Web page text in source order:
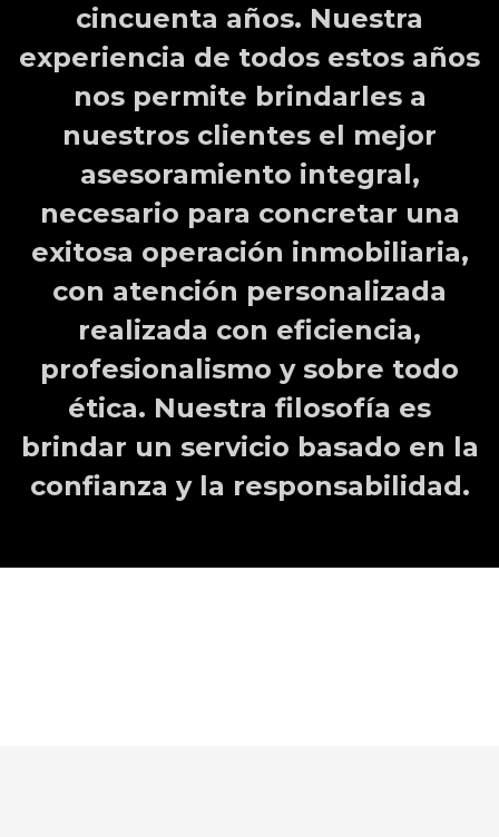
cincuenta años. Nuestra
experiencia de todos estos años
nos permite brindarles a
nuestros clientes el mejor
asesoramiento integral,
necesario para concretar una
exitosa operación inmobiliaria,
con atención personalizada
realizada con eficiencia,
profesionalismo y sobre todo
ética. Nuestra filosofía es
brindar un servicio basado en la
confianza y la responsabilidad.